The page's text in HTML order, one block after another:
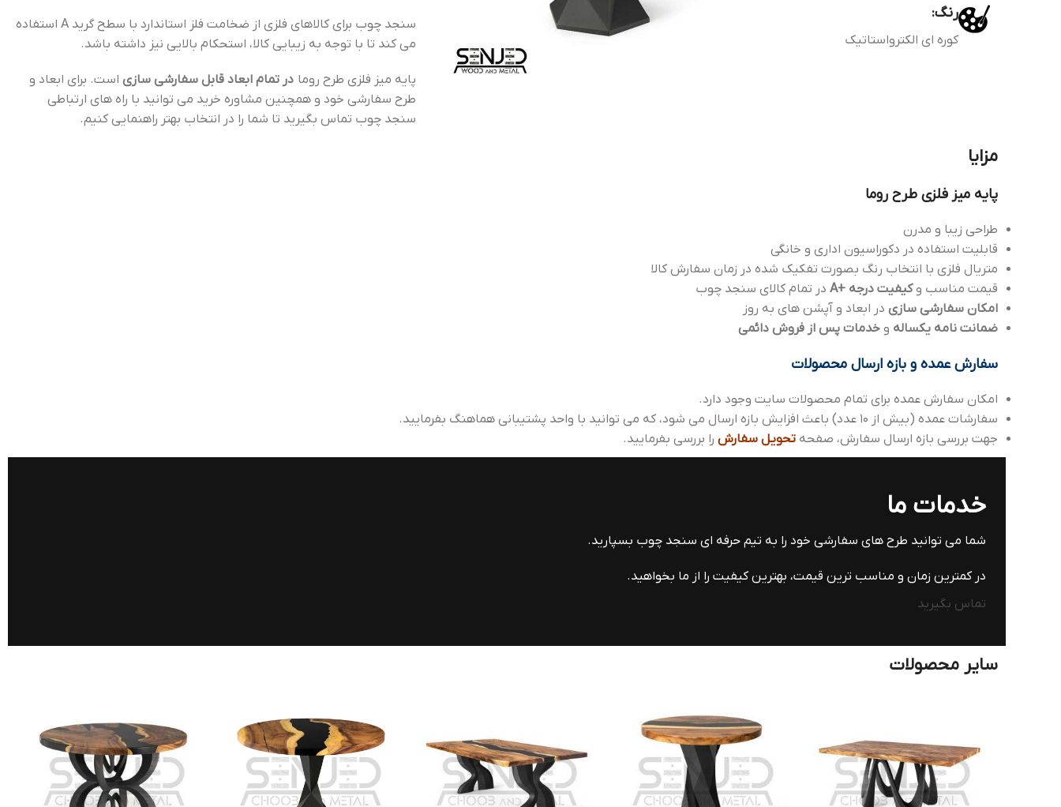
رنگ:
کوره ای الکترواستاتیک
سنجد چوب برای کالاهای فلزی از ضخامت فلز استاندارد با سطح گرید A استفاده
می کند تا با توجه به زیبایی کالا، استحکام بالایی نیز داشته باشد.
پایه میز فلزی طرح روما در تمام ابعاد قابل سفارشی سازیاست. برای ابعاد و
طرح سفارشی خود و همچنین مشاوره خرید می توانید با راه های ارتباطی
سنجد چوب تماس بگیرید تا شما را در انتخاب بهتر راهنمایی کنیم.
مزایا
پایه میز فلزی طرح روما
طراحی زیبا و مدرن
قابلیت استفاده در دکوراسیون اداری و خانگی
متریال فلزی با انتخاب رنگ بصورت تفکیک شده در زمان سفارش کالا
قیمت مناسب وکیفیت درجه +A
در تمام کالای سنجد چوب
امکان سفارشی سازی در ابعاد و آپشن های به روز
ضمانت نامه یکساله و خدمات پس از فروش دائمی
سفارش عمده و بازه ارسال محصولات
امکان سفارش عمده برای تمام محصولات سایت وجود دارد.
سفارشات عمده (بیش از 10 عدد) باعث افزایش بازه ارسال می شود، که می توانید با واحد پشتیبانی هماهنگ بفرمایید.
جهت بررسی بازه ارسال سفارش، صفحه تحویل سفارش را بررسی بفرمایید.
خدمات ما
شما می توانید طرح های سفارشی خود را به تیم حرفه ای سنجد چوب بسپارید.
در کمترین زمان و مناسب ترین قیمت، بهترین کیفیت را از ما بخواهید.
تماس بگیرید
سایر محصولات